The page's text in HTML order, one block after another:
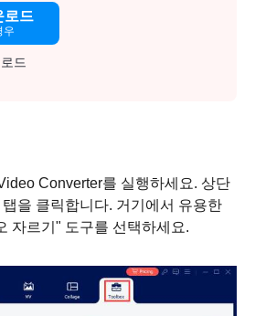
로드
우
드
Converter를 실행하세요. 상단
을 클릭합니다. 거기에서 유용한
자르기" 도구를 선택하세요.